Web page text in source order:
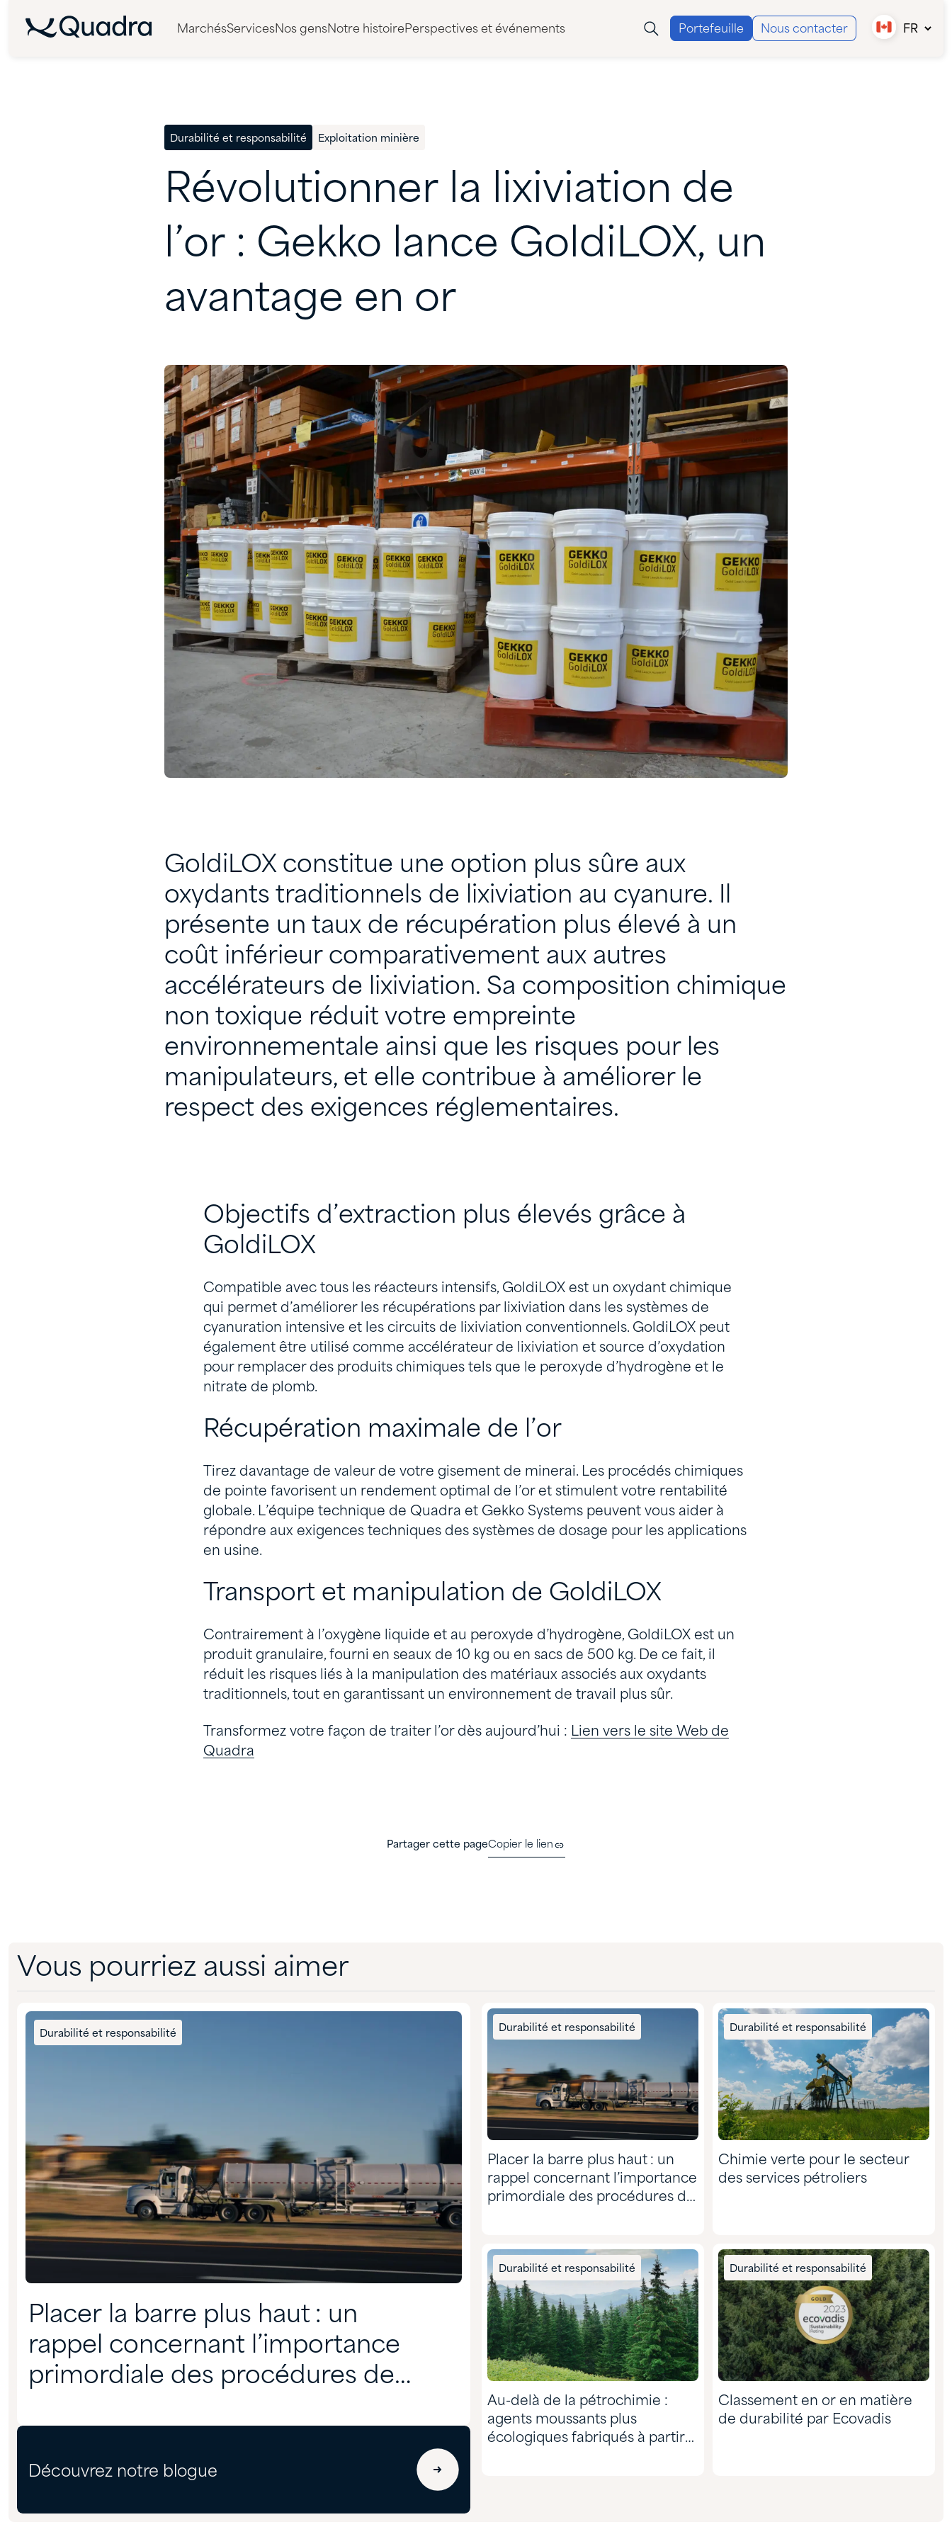
MarchésServicesNos gensNotre histoirePerspectives et événements Portefeuille Nous contacter FR
Canada (EN) Canada (FR) USA
Durabilité et responsabilité Exploitation minière
Révolutionner la lixiviation de
l’or : Gekko lance GoldiLOX, un
avantage en or
GoldiLOX constitue une option plus sûre aux
oxydants traditionnels de lixiviation au cyanure. Il
présente un taux de récupération plus élevé à un
coût inférieur comparativement aux autres
accélérateurs de lixiviation. Sa composition chimique
non toxique réduit votre empreinte
environnementale ainsi que les risques pour les
manipulateurs, et elle contribue à améliorer le
respect des exigences réglementaires.
Objectifs d’extraction plus élevés grâce à
GoldiLOX
Compatible avec tous les réacteurs intensifs, GoldiLOX est un oxydant chimique
qui permet d’améliorer les récupérations par lixiviation dans les systèmes de
cyanuration intensive et les circuits de lixiviation conventionnels. GoldiLOX peut
également être utilisé comme accélérateur de lixiviation et source d’oxydation
pour remplacer des produits chimiques tels que le peroxyde d’hydrogène et le
nitrate de plomb.
Récupération maximale de l’or
Tirez davantage de valeur de votre gisement de minerai. Les procédés chimiques
de pointe favorisent un rendement optimal de l’or et stimulent votre rentabilité
globale. L’équipe technique de Quadra et Gekko Systems peuvent vous aider à
répondre aux exigences techniques des systèmes de dosage pour les applications
en usine.
Transport et manipulation de GoldiLOX
Contrairement à l’oxygène liquide et au peroxyde d’hydrogène, GoldiLOX est un
produit granulaire, fourni en seaux de 10 kg ou en sacs de 500 kg. De ce fait, il
réduit les risques liés à la manipulation des matériaux associés aux oxydants
traditionnels, tout en garantissant un environnement de travail plus sûr.
Transformez votre façon de traiter l’or dès aujourd’hui : Lien vers le site Web de
Quadra
Partager cette pageCopier le lien
Vous pourriez aussi aimer
Durabilité et responsabilité
Placer la barre plus haut : un
rappel concernant l’importance
primordiale des procédures de
Découvrez notre blogue
Durabilité et responsabilité
Placer la barre plus haut : un
rappel concernant l’importance
primordiale des procédures de
Durabilité et responsabilité
Chimie verte pour le secteur
des services pétroliers
Durabilité et responsabilité
Au-delà de la pétrochimie :
agents moussants plus
écologiques fabriqués à partir
Durabilité et responsabilité
Classement en or en matière
de durabilité par Ecovadis